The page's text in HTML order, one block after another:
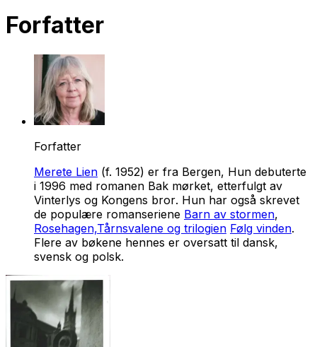
Forfatter
Forfatter
Merete Lien (f. 1952) er fra Bergen, Hun debuterte
i 1996 med romanen Bak mørket, etterfulgt av
Vinterlys og Kongens bror. Hun har også skrevet
de populære romanseriene Barn av stormen,
Rosehagen,Tårnsvalene og trilogien Følg vinden.
Flere av bøkene hennes er oversatt til dansk,
svensk og polsk.